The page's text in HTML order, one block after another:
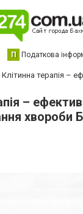
П Податкова
Клітинна терапія –
–
хвороби